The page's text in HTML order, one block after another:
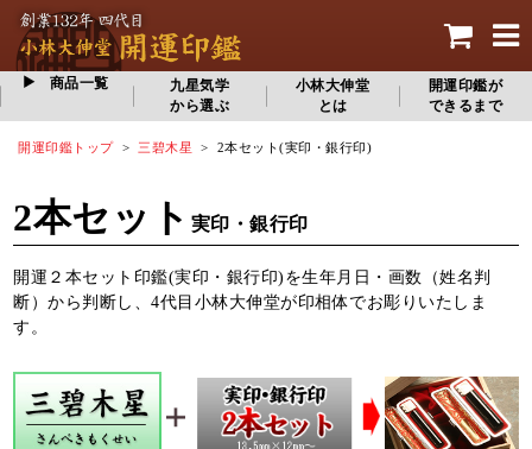
商品一覧
九星気学
から選ぶ
小林大伸堂
とは
開運印鑑が
できるまで
開運印鑑トップ> 三碧木星 > 2本セット(実印・銀行印)
2本セット 実印・銀行印
開運２本セット印鑑(実印・銀行印)を生年月日・画数（姓名判
断）から判断し、4代目小林大伸堂が印相体でお彫りいたしま
す。